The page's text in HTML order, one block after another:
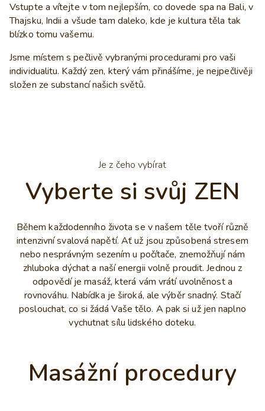
Vstupte a vítejte v tom nejlepším, co dovede spa na Bali, v
Thajsku, Indii a všude tam daleko, kde je kultura těla tak
blízko tomu vašemu.
Jsme místem s pečlivě vybranými procedurami pro vaši
individualitu. Každý zen, který vám přinášíme, je nejpečlivěji
složen ze substancí našich světů.
Je z čeho vybírat
Vyberte si svůj ZEN
Během každodenního života se v našem těle tvoří různě
intenzivní svalová napětí. Ať už jsou způsobená stresem
nebo nesprávným sezením u počítače, znemožňují nám
zhluboka dýchat a naší energii volně proudit. Jednou z
odpovědí je masáž, která vám vrátí uvolněnost a
rovnováhu. Nabídka je široká, ale výběr snadný. Stačí
poslouchat, co si žádá Vaše tělo. A pak si už jen naplno
vychutnat sílu lidského doteku.
Masážní procedury